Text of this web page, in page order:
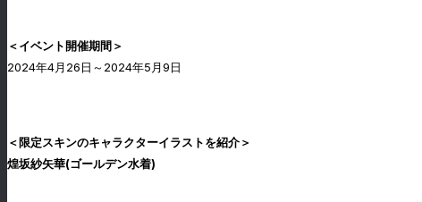
＜イベント開催期間＞
2024年4月26日～2024年5月9日
＜限定スキンのキャラクターイラストを紹介＞
煌坂紗矢華(ゴールデン水着)